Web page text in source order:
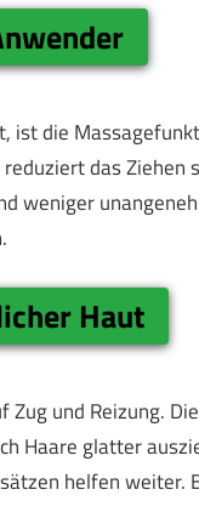
ist die
das
weniger
Haut
und Reizung.
Haare glatter
helfen